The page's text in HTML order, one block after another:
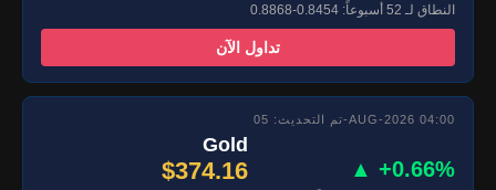
النطاق لـ 52 أسبوعاً: 0.8454-0.8868
تداول الآن
تم التحديث: 05-AUG-2026 04:00
Gold
$374.16 ▲ +0.66%